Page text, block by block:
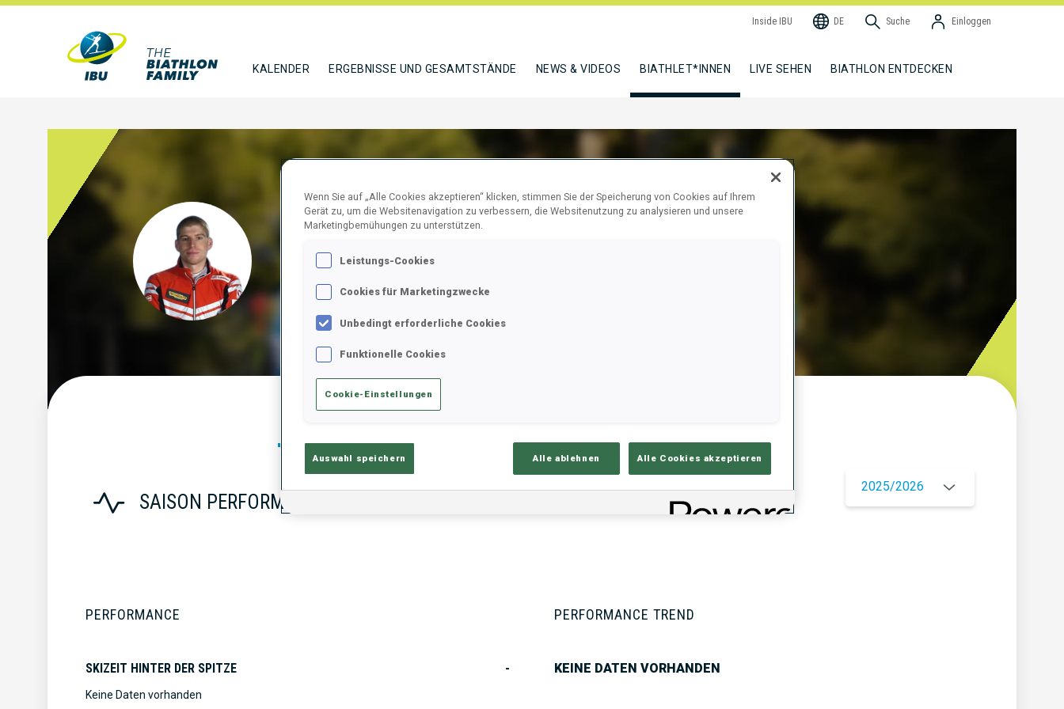
Inside IBU DE Suche Einloggen
KALENDER ERGEBNISSE UND GESAMTSTÄNDE NEWS & VIDEOS BIATHLET*INNEN LIVE SEHEN BIATHLON ENTDECKEN
BRUNNER PETER
FOLGEN
SAISON PERFORMANCE
2025/2026
PERFORMANCE
SKIZEIT HINTER DER SPITZE -
Keine Daten vorhanden
PERFORMANCE TREND
KEINE DATEN VORHANDEN
Wenn Sie auf „Alle Cookies akzeptieren“ klicken, stimmen Sie der Speicherung von Cookies auf Ihrem
Gerät zu, um die Websitenavigation zu verbessern, die Websitenutzung zu analysieren und unsere
Marketingbemühungen zu unterstützen.
Leistungs-Cookies
Cookies für Marketingzwecke
Unbedingt erforderliche Cookies
Funktionelle Cookies
Cookie-Einstellungen
Auswahl speichern Alle ablehnen Alle Cookies akzeptieren